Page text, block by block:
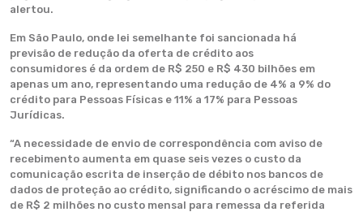
alertou.
Em São Paulo, onde lei semelhante foi sancionada há
previsão de redução da oferta de crédito aos
consumidores é da ordem de R$ 250 e R$ 430 bilhões em
apenas um ano, representando uma redução de 4% a 9% do
crédito para Pessoas Físicas e 11% a 17% para Pessoas
Jurídicas.
“A necessidade de envio de correspondência com aviso de
recebimento aumenta em quase seis vezes o custo da
comunicação escrita de inserção de débito nos bancos de
dados de proteção ao crédito, significando o acréscimo de mais
de R$ 2 milhões no custo mensal para remessa da referida